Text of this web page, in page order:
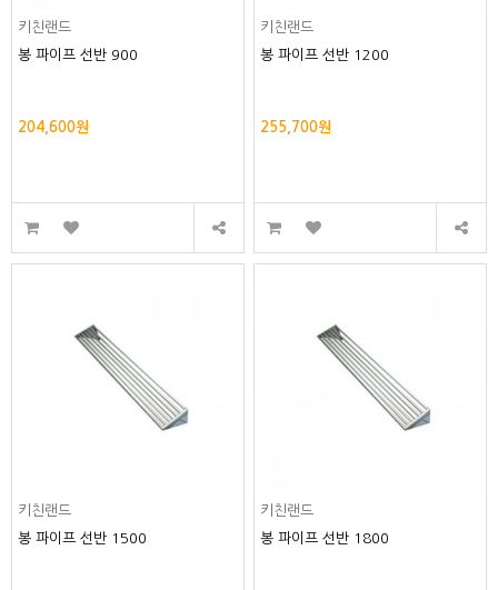
키친랜드
봉 파이프 선반 900
204,600원
키친랜드
봉 파이프 선반 1200
255,700원
키친랜드
봉 파이프 선반 1500
키친랜드
봉 파이프 선반 1800